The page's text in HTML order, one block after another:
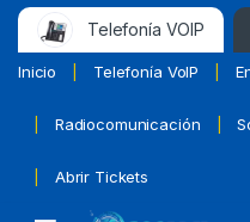
Telefonía VOIP
Inicio Telefonía VoIP
Radiocomunicación
Abrir Tickets